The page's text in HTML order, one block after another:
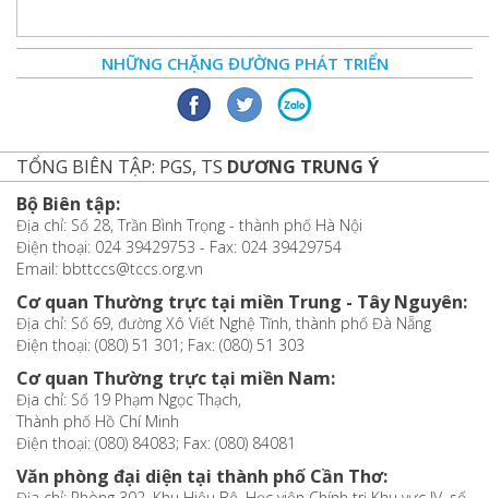
NHỮNG CHẶNG ĐƯỜNG PHÁT TRIỂN
TỔNG BIÊN TẬP: PGS, TS DƯƠNG TRUNG Ý
Bộ Biên tập:
Địa chỉ: Số 28, Trần Bình Trọng - thành phố Hà Nội
Điện thoại: 024 39429753 - Fax: 024 39429754
Email: bbttccs@tccs.org.vn
Cơ quan Thường trực tại miền Trung - Tây Nguyên:
Địa chỉ: Số 69, đường Xô Viết Nghệ Tĩnh, thành phố Đà Nẵng
Điện thoại: (080) 51 301; Fax: (080) 51 303
Cơ quan Thường trực tại miền Nam:
Địa chỉ: Số 19 Phạm Ngọc Thạch,
Thành phố Hồ Chí Minh
Điện thoại: (080) 84083; Fax: (080) 84081
Văn phòng đại diện tại thành phố Cần Thơ: